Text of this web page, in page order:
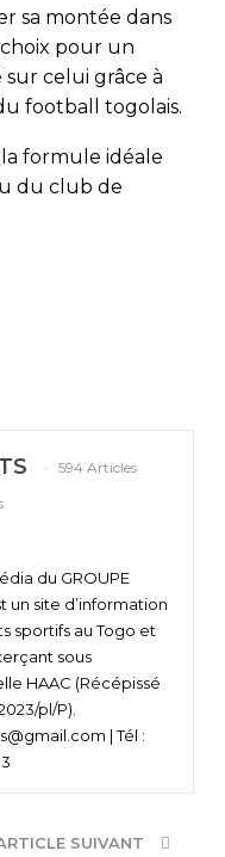
sa montée dans
choix pour un
celui grâce à
football togolais.
formule idéale
du club de
594 Articles
du GROUPE
un site d’information
sportifs au Togo et
sous
HAAC (Récépissé
pl/P).
| Tél :
SUIVANT